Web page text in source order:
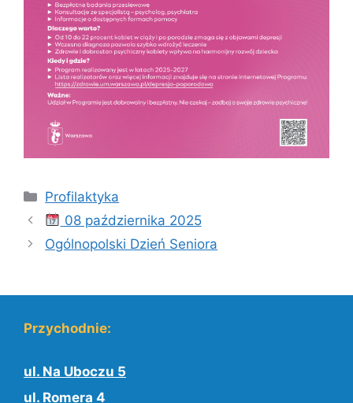
Kategorie
Profilaktyka
08 października 2025
Ogólnopolski Dzień Seniora
Przychodnie:
ul. Na Uboczu 5
ul. Romera 4